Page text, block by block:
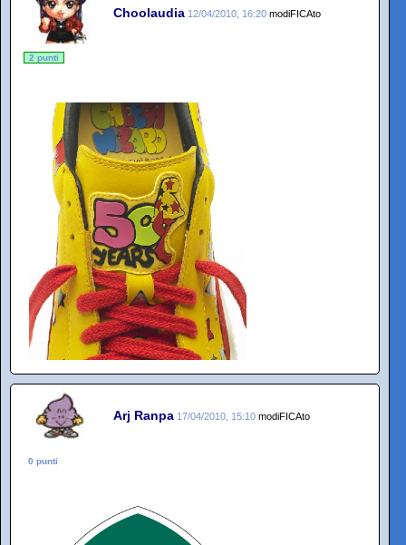
Choolaudia 12/04/2010, 16:20 modiFICAto
2 punti
Arj Ranpa 17/04/2010, 15:10 modiFICAto
0 punti